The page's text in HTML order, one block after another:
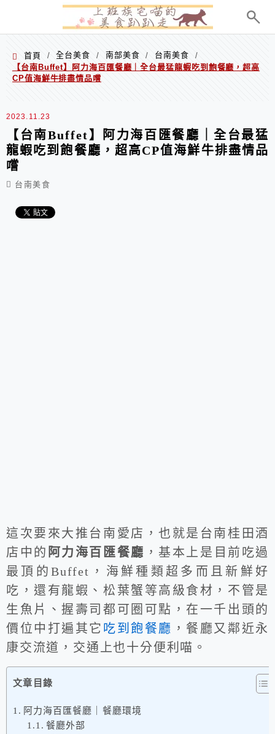
首頁 / 全台美食 / 南部美食 / 台南美食
/
【台南Buffet】阿力海百匯餐廳｜全台最猛龍蝦吃到飽餐廳，超高
CP值海鮮牛排盡情品嚐
2023.11.23
【台南Buffet】阿力海百匯餐廳｜全台最猛
龍蝦吃到飽餐廳，超高CP值海鮮牛排盡情品
嚐
台南美食
這次要來大推台南愛店，也就是台南桂田酒
店中的 阿力海百匯餐廳 ，基本上是目前吃過
最頂的Buffet，海鮮種類超多而且新鮮好
吃，還有龍蝦、松葉蟹等高級食材，不管是
生魚片、握壽司都可圈可點，在一千出頭的
價位中打遍其它 吃到飽餐廳 ，餐廳又鄰近永
康交流道，交通上也十分便利喵。
文章目錄
阿力海百匯餐廳｜餐廳環境
餐廳外部